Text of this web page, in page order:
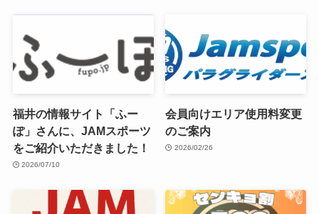
福井の情報サイト「ふー
ぽ」さんに、JAMスポーツ
をご紹介いただきました！
2026/07/10
会員向けエリア使用料変更
のご案内
2026/02/26